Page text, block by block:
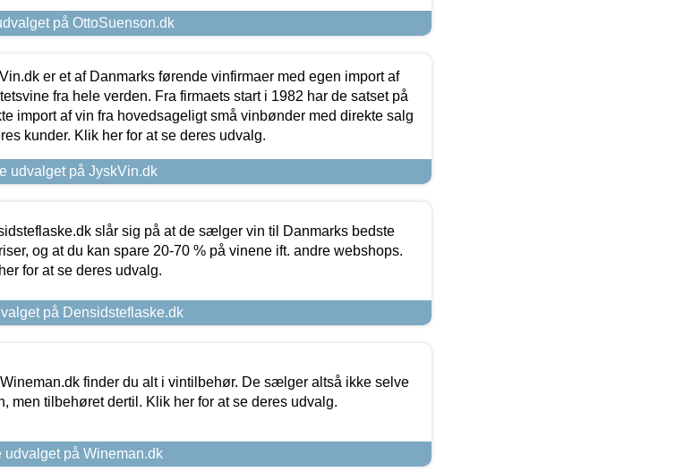
på OttoSuenson.dk
er et af Danmarks førende vinfirmaer med egen import af
fra hele verden. Fra firmaets start i 1982 har de satset på
import af vin fra hovedsageligt små vinbønder med direkte salg
kunder. Klik her for at se deres udvalg.
udvalget på JyskVin.dk
slår sig på at de sælger vin til Danmarks bedste
og at du kan spare 20-70 % på vinene ift. andre webshops.
for at se deres udvalg.
på Densidsteflaske.dk
finder du alt i vintilbehør. De sælger altså ikke selve
men tilbehøret dertil. Klik her for at se deres udvalg.
udvalget på Wineman.dk